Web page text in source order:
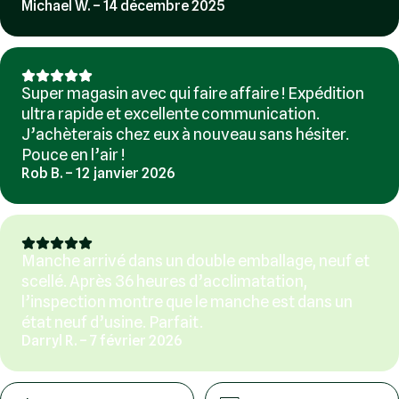
Michael W. – 14 décembre 2025
Super magasin avec qui faire affaire ! Expédition
ultra rapide et excellente communication.
J’achèterais chez eux à nouveau sans hésiter.
Pouce en l’air !
Rob B. – 12 janvier 2026
Manche arrivé dans un double emballage, neuf et
scellé. Après 36 heures d’acclimatation,
l’inspection montre que le manche est dans un
état neuf d’usine. Parfait.
Darryl R. – 7 février 2026